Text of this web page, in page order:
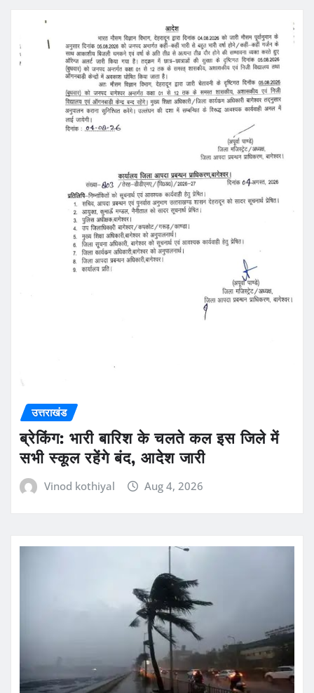
उत्तराखंड
ब्रेकिंग: भारी बारिश के चलते कल इस जिले में
सभी स्कूल रहेंगे बंद, आदेश जारी
Vinod kothiyal Aug 4, 2026